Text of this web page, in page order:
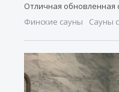
Отличная обновленная
Финские сауны
Сауны